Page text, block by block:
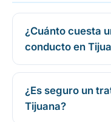
¿Cuánto cuesta
conducto en
¿Es seguro un
Tijuana?